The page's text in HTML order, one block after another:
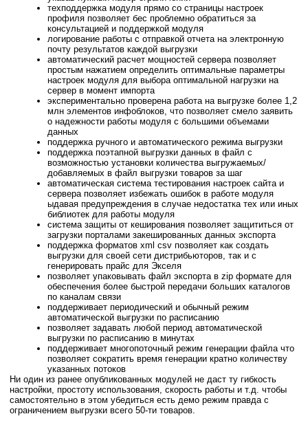
техподдержка модуля прямо со страницы настроек
профиля позволяет бес проблемно обратиться за
консультацией и поддержкой модуля
логирование работы с отправкой отчета на электронную
почту результатов каждой выгрузки
автоматический расчет мощностей сервера позволяет
простым нажатием определить оптимальные параметры
настроек модуля для выбора оптимальной нагрузки на
сервер в момент импорта
экспериментально проверена работа на выгрузке более 1,2
млн элементов инфоблоков, что позволяет смело заявить
о надежности работы модуля с большими объемами
данных
поддержка ручного и автоматического режима выгрузки
поддержка поэтапной выгрузки данных в файл с
возможностью установки количества выгружаемых/
добавляемых в файл выгрузки товаров за шаг
автоматическая система тестирования настроек сайта и
сервера позволяет избежать ошибок в работе модуля
ыдавая предупреждения в случае недостатка тех или иных
библиотек для работы модуля
система защиты от кеширования позволяет защититься от
загрузки порталами закешированных данных экспорта
поддержка форматов xml csv позволяет как создать
выгрузки для своей сети дистрибьюторов, так и с
генерировать прайс для Экселя
позволяет упаковывать файл экспорта в zip формате для
обеспечения более быстрой передачи больших каталогов
по каналам связи
поддерживает периодический и обычный режим
автоматической выгрузки по расписанию
позволяет задавать любой период автоматической
выгрузки по расписанию в минутах
поддерживает многопоточный режим генерации файла что
позволяет сократить время генерации кратно количеству
указанных потоков
Ни один из ранее опубликованных модулей не даст ту гибкость
настройки, простоту использования, скорость работы и т.д. чтобы
самостоятельно в этом убедиться есть демо режим правда с
ограничением выгрузки всего 50-ти товаров.